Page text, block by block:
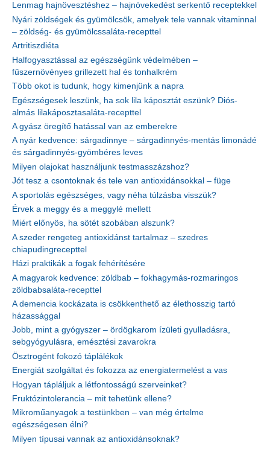
Lenmag hajnövesztéshez – hajnövekedést serkentő receptekkel
Nyári zöldségek és gyümölcsök, amelyek tele vannak vitaminnal
– zöldség- és gyümölcssaláta-recepttel
Artritiszdiéta
Halfogyasztással az egészségünk védelmében –
fűszernövényes grillezett hal és tonhalkrém
Több okot is tudunk, hogy kimenjünk a napra
Egészségesek leszünk, ha sok lila káposztát eszünk? Diós-
almás lilakáposztasaláta-recepttel
A gyász öregítő hatással van az emberekre
A nyár kedvence: sárgadinnye – sárgadinnyés-mentás limonádé
és sárgadinnyés-gyömbéres leves
Milyen olajokat használjunk testmasszázshoz?
Jót tesz a csontoknak és tele van antioxidánsokkal – füge
A sportolás egészséges, vagy néha túlzásba visszük?
Érvek a meggy és a meggylé mellett
Miért előnyös, ha sötét szobában alszunk?
A szeder rengeteg antioxidánst tartalmaz – szedres
chiapudingrecepttel
Házi praktikák a fogak fehérítésére
A magyarok kedvence: zöldbab – fokhagymás-rozmaringos
zöldbabsaláta-recepttel
A demencia kockázata is csökkenthető az élethosszig tartó
házassággal
Jobb, mint a gyógyszer – ördögkarom ízületi gyulladásra,
sebgyógyulásra, emésztési zavarokra
Ösztrogént fokozó táplálékok
Energiát szolgáltat és fokozza az energiatermelést a vas
Hogyan tápláljuk a létfontosságú szerveinket?
Fruktózintolerancia – mit tehetünk ellene?
Mikroműanyagok a testünkben – van még értelme
egészségesen élni?
Milyen típusai vannak az antioxidánsoknak?